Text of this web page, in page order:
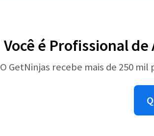
Você é Profissional
O GetNinjas recebe mais de 250